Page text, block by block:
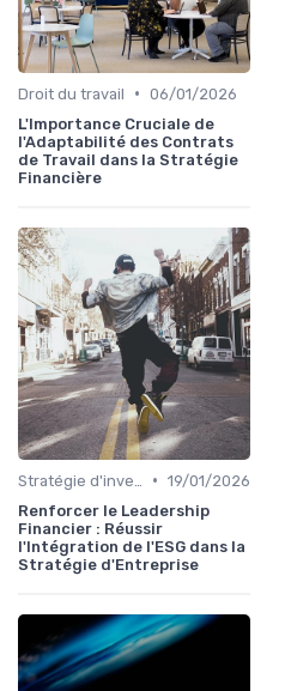
Droit du travail • 06/01/2026
L'Importance Cruciale de
l'Adaptabilité des Contrats
de Travail dans la Stratégie
Financière
• 19/01/2026
Renforcer le Leadership
Financier : Réussir
l'Intégration de l'ESG dans la
Stratégie d'Entreprise